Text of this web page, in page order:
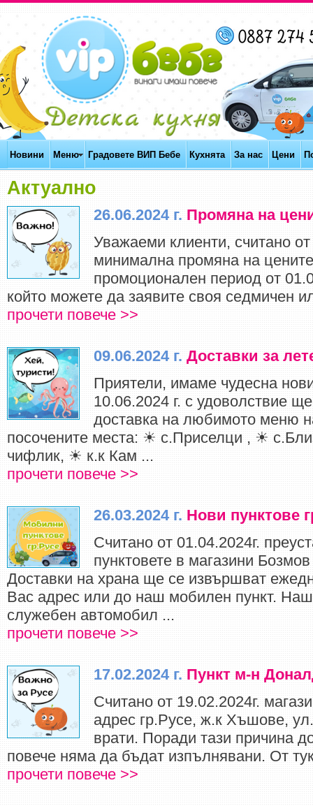
Новини Меню Градовете ВИП Бебе Кухнята За нас Цени
Актуално
26.06.2024 г. Промяна на
Уважаеми клиенти, считано
минимална промяна на
промоционален период от
който можете да заявите своя седмичен
прочети повече >>
09.06.2024 г. Доставки за
Приятели, имаме чудесна
10.06.2024 г. с удоволствие
доставка на любимото меню
посочените места: ☀ с.Приселци , ☀
чифлик, ☀ к.к Кам ...
прочети повече >>
26.03.2024 г. Нови пунктове
Считано от 01.04.2024г.
пунктовете в магазини
Доставки на храна ще се извършват
Вас адрес или до наш мобилен пункт.
служебен автомобил ...
прочети повече >>
17.02.2024 г. Пункт м-н
Считано от 19.02.2024г.
адрес гр.Русе, ж.к Хъшове,
врати. Поради тази причина
повече няма да бъдат изпълнявани. От
прочети повече >>